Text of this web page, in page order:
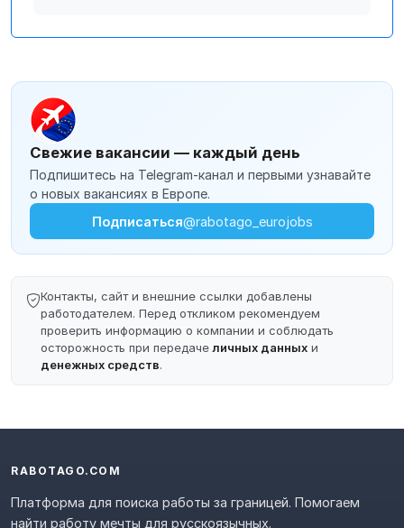
Свежие вакансии — каждый день
Подпишитесь на Telegram-канал и первыми узнавайте
о новых вакансиях в Европе.
Подписаться@rabotago_eurojobs
Контакты, сайт и внешние ссылки добавлены
работодателем. Перед откликом рекомендуем
проверить информацию о компании и соблюдать
осторожность при передачеличных данных и
денежных средств.
RABOTAGO.COM
Платформа для поиска работы за границей. Помогаем
найти работу мечты для русскоязычных.